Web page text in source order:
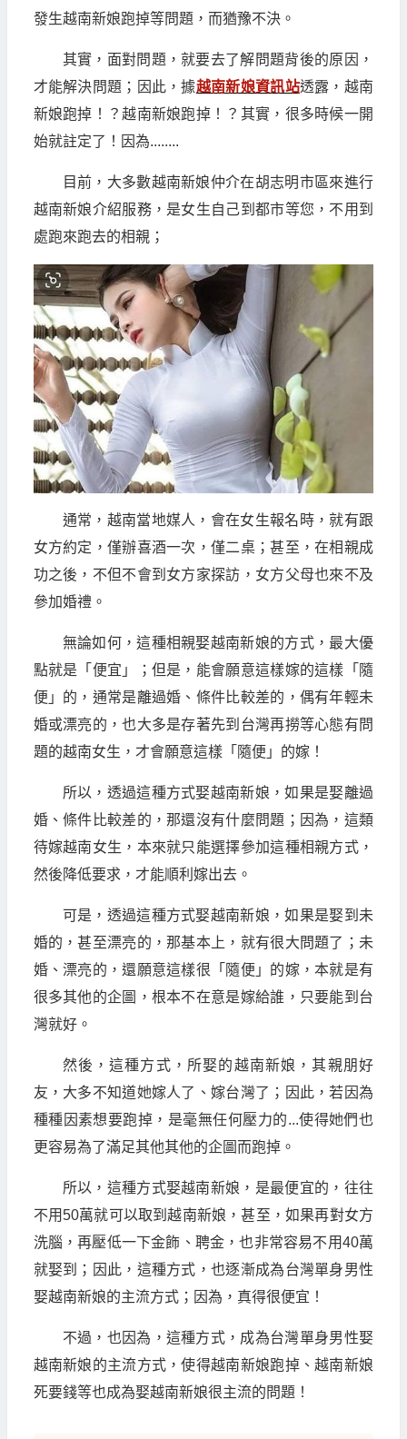
發生越南新娘跑掉等問題，而猶豫不決。
其實，面對問題，就要去了解問題背後的原因，
才能解決問題；因此，據越南新娘資訊站透露，越南
新娘跑掉！？越南新娘跑掉！？其實，很多時候一開
始就註定了！因為........
目前，大多數越南新娘仲介在胡志明市區來進行
越南新娘介紹服務，是女生自己到都市等您，不用到
處跑來跑去的相親；
通常，越南當地媒人，會在女生報名時，就有跟
女方約定，僅辦喜酒一次，僅二桌；甚至，在相親成
功之後，不但不會到女方家探訪，女方父母也來不及
參加婚禮。
無論如何，這種相親娶越南新娘的方式，最大優
點就是「便宜」；但是，能會願意這樣嫁的這樣「隨
便」的，通常是離過婚、條件比較差的，偶有年輕未
婚或漂亮的，也大多是存著先到台灣再撈等心態有問
題的越南女生，才會願意這樣「隨便」的嫁！
所以，透過這種方式娶越南新娘，如果是娶離過
婚、條件比較差的，那還沒有什麼問題；因為，這類
待嫁越南女生，本來就只能選擇參加這種相親方式，
然後降低要求，才能順利嫁出去。
可是，透過這種方式娶越南新娘，如果是娶到未
婚的，甚至漂亮的，那基本上，就有很大問題了；未
婚、漂亮的，還願意這樣很「隨便」的嫁，本就是有
很多其他的企圖，根本不在意是嫁給誰，只要能到台
灣就好。
然後，這種方式，所娶的越南新娘，其親朋好
友，大多不知道她嫁人了、嫁台灣了；因此，若因為
種種因素想要跑掉，是毫無任何壓力的...使得她們也
更容易為了滿足其他其他的企圖而跑掉。
所以，這種方式娶越南新娘，是最便宜的，往往
不用50萬就可以取到越南新娘，甚至，如果再對女方
洗腦，再壓低一下金飾、聘金，也非常容易不用40萬
就娶到；因此，這種方式，也逐漸成為台灣單身男性
娶越南新娘的主流方式；因為，真得很便宜！
不過，也因為，這種方式，成為台灣單身男性娶
越南新娘的主流方式，使得越南新娘跑掉、越南新娘
死要錢等也成為娶越南新娘很主流的問題！